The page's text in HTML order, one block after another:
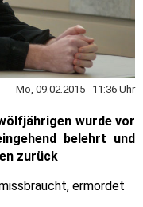
Mo, 09.02.2015 11:36 Uhr
wurde vor
belehrt und
zurück
ermordet